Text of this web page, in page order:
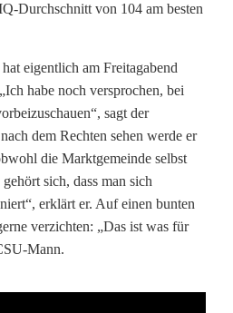
Durchschnitt von 104 am besten
eigentlich am Freitagabend
habe noch versprochen, bei
sagt der
dem Rechten sehen werde er
die Marktgemeinde selbst
sich, dass man sich
erklärt er. Auf einen bunten
verzichten: „Das ist was für
Mann.